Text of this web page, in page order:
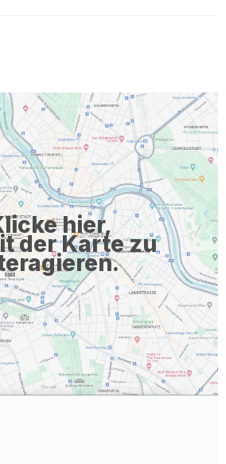
hier,
der Karte zu